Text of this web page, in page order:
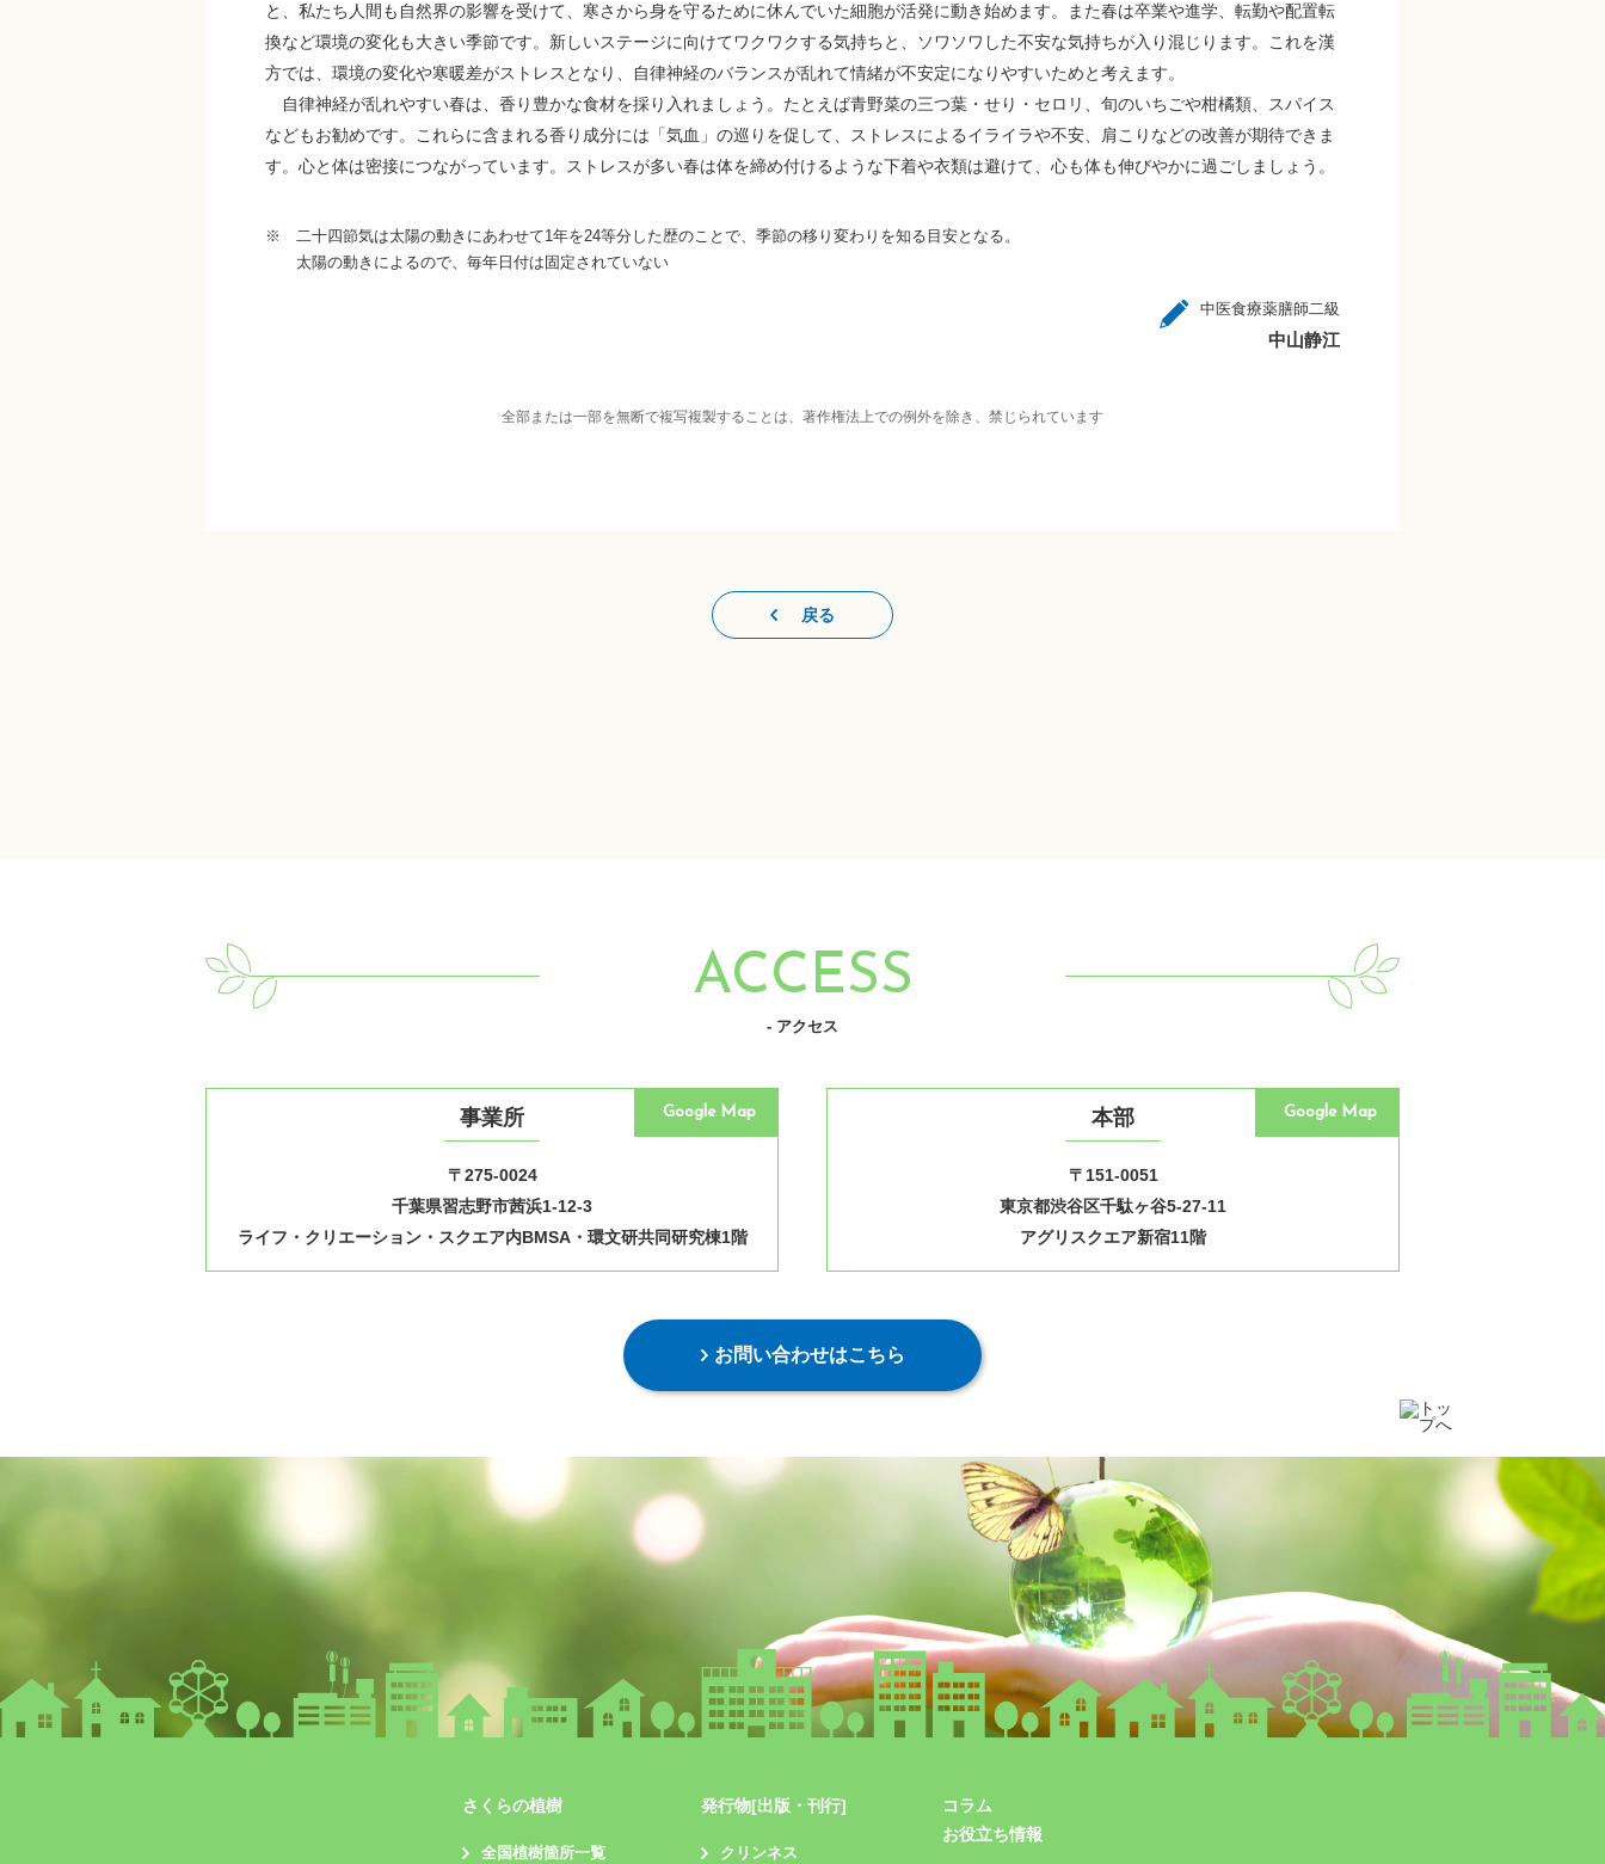
と、私たち人間も自然界の影響を受けて、寒さから身を守るために休んでいた細胞が活発に動き始めます。また春は卒業や進学、転勤や配置転
換など環境の変化も大きい季節です。新しいステージに向けてワクワクする気持ちと、ソワソワした不安な気持ちが入り混じります。これを漢
方では、環境の変化や寒暖差がストレスとなり、自律神経のバランスが乱れて情緒が不安定になりやすいためと考えます。
自律神経が乱れやすい春は、香り豊かな食材を採り入れましょう。たとえば青野菜の三つ葉・せり・セロリ、旬のいちごや柑橘類、スパイス
などもお勧めです。これらに含まれる香り成分には「気血」の巡りを促して、ストレスによるイライラや不安、肩こりなどの改善が期待できま
す。心と体は密接につながっています。ストレスが多い春は体を締め付けるような下着や衣類は避けて、心も体も伸びやかに過ごしましょう。
※ 二十四節気は太陽の動きにあわせて1年を24等分した歴のことで、季節の移り変わりを知る目安となる。
太陽の動きによるので、毎年日付は固定されていない
中医食療薬膳師二級
中山静江
全部または一部を無断で複写複製することは、著作権法上での例外を除き、禁じられています
戻る
ACCESS
- アクセス
事業所
〒275-0024
千葉県習志野市茜浜1-12-3
ライフ・クリエーション・スクエア内BMSA・環文研共同研究棟1階
Google Map 本部
〒151-0051
東京都渋谷区千駄ヶ谷5-27-11
アグリスクエア新宿11階
Google Map
お問い合わせはこちら
さくらの植樹
全国植樹箇所一覧
発行物[出版・刊行]
クリンネス
コラム
お役立ち情報